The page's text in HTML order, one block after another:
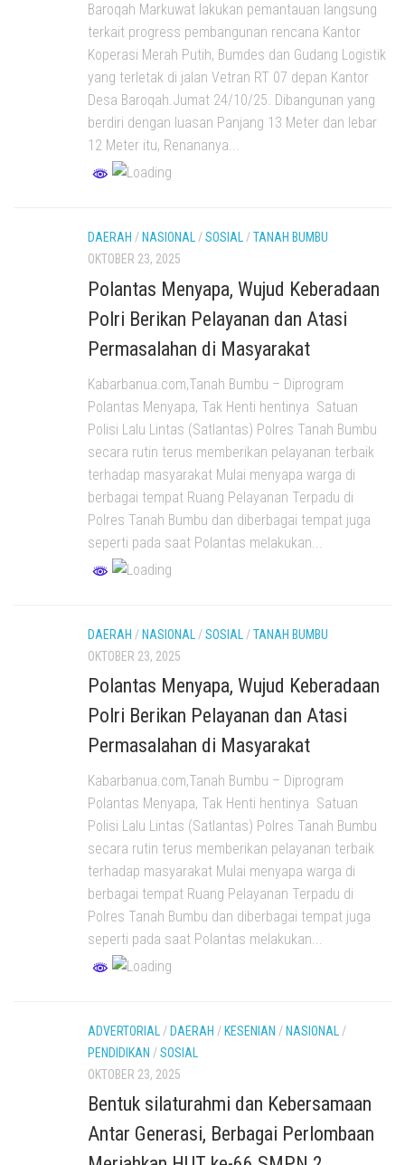
Baroqah Markuwat lakukan pemantauan langsung
terkait progress pembangunan rencana Kantor
Koperasi Merah Putih, Bumdes dan Gudang Logistik
yang terletak di jalan Vetran RT 07 depan Kantor
Desa Baroqah.Jumat 24/10/25. Dibangunan yang
berdiri dengan luasan Panjang 13 Meter dan lebar
12 Meter itu, Renananya...
DAERAH / NASIONAL/SOSIAL/TANAH BUMBU
OKTOBER 23, 2025
Polantas Menyapa, Wujud Keberadaan
Polri Berikan Pelayanan dan Atasi
Permasalahan di Masyarakat
Kabarbanua.com,Tanah Bumbu – Diprogram
Polantas Menyapa, Tak Henti hentinya Satuan
Polisi Lalu Lintas (Satlantas) Polres Tanah Bumbu
secara rutin terus memberikan pelayanan terbaik
terhadap masyarakat Mulai menyapa warga di
berbagai tempat Ruang Pelayanan Terpadu di
Polres Tanah Bumbu dan diberbagai tempat juga
seperti pada saat Polantas melakukan...
DAERAH / NASIONAL /SOSIAL /TANAH BUMBU
OKTOBER 23, 2025
Polantas Menyapa, Wujud Keberadaan
Polri Berikan Pelayanan dan Atasi
Permasalahan di Masyarakat
Kabarbanua.com,Tanah Bumbu – Diprogram
Polantas Menyapa, Tak Henti hentinya Satuan
Polisi Lalu Lintas (Satlantas) Polres Tanah Bumbu
secara rutin terus memberikan pelayanan terbaik
terhadap masyarakat Mulai menyapa warga di
berbagai tempat Ruang Pelayanan Terpadu di
Polres Tanah Bumbu dan diberbagai tempat juga
seperti pada saat Polantas melakukan...
ADVERTORIAL/ DAERAH / KESENIAN / NASIONAL/
PENDIDIKAN /SOSIAL
OKTOBER 23, 2025
Bentuk silaturahmi dan Kebersamaan
Antar Generasi, Berbagai Perlombaan